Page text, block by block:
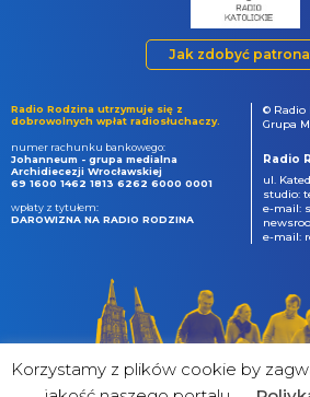
Jak zdobyć
Radio Rodzina utrzymuje się z
dobrowolnych wpłat radiosłuchaczy.
numer rachunku bankowego:
Johanneum - grupa medialna
Archidiecezji Wrocławskiej
69 1600 1462 1813 6262 6000 0001
wpłaty z tytułem:
DAROWIZNA NA RADIO RODZINA
© Radio
Grupa
Radio
ul.
studio:
e-mail:
e-mail:
Korzystamy z plików cookie by